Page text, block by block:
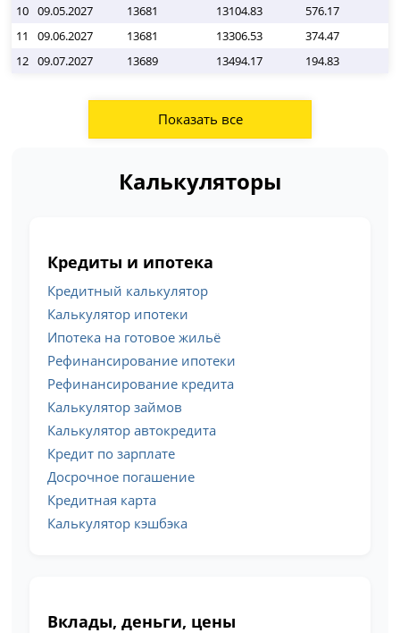
10 09.05.2027 13681 13104.83 576.17
11
09.06.2027 13681 13306.53 374.47
12 09.07.2027 13689 13494.17 194.83
Показать все
Калькуляторы
Кредиты и ипотека
Кредитный калькулятор
Калькулятор ипотеки
Ипотека на готовое жильё
Рефинансирование ипотеки
Рефинансирование кредита
Калькулятор займов
Калькулятор автокредита
Кредит по зарплате
Досрочное погашение
Кредитная карта
Калькулятор кэшбэка
Вклады, деньги, цены